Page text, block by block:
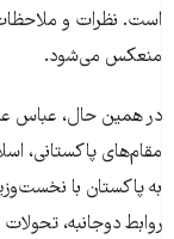
است. نظرات و
منعکس می‌شود.
در همین حال، عباس
مقام‌های پاکستانی،
به پاکستان با
روابط دوجانبه،